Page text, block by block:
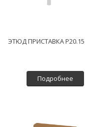
ЭТЮД ПРИСТАВКА P20.15
Подробнее